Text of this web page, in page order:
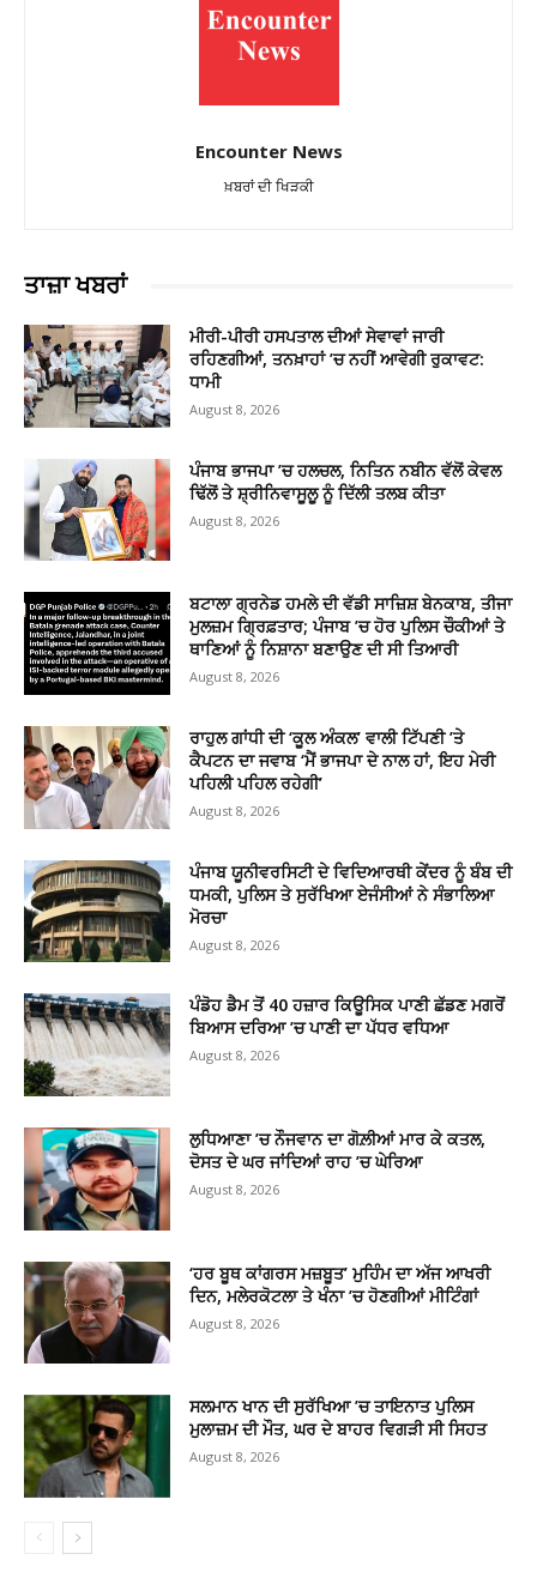
Encounter News
ਖ਼ਬਰਾਂ ਦੀ ਖਿੜਕੀ
ਤਾਜ਼ਾ ਖਬਰਾਂ
ਮੀਰੀ-ਪੀਰੀ ਹਸਪਤਾਲ ਦੀਆਂ ਸੇਵਾਵਾਂ ਜਾਰੀ
ਰਹਿਣਗੀਆਂ, ਤਨਖ਼ਾਹਾਂ ’ਚ ਨਹੀਂ ਆਵੇਗੀ ਰੁਕਾਵਟ:
ਧਾਮੀ
August 8, 2026
ਪੰਜਾਬ ਭਾਜਪਾ ’ਚ ਹਲਚਲ, ਨਿਤਿਨ ਨਬੀਨ ਵੱਲੋਂ ਕੇਵਲ
ਢਿੱਲੋਂ ਤੇ ਸ਼੍ਰੀਨਿਵਾਸੂਲੂ ਨੂੰ ਦਿੱਲੀ ਤਲਬ ਕੀਤਾ
August 8, 2026
ਬਟਾਲਾ ਗ੍ਰਨੇਡ ਹਮਲੇ ਦੀ ਵੱਡੀ ਸਾਜ਼ਿਸ਼ ਬੇਨਕਾਬ, ਤੀਜਾ
ਮੁਲਜ਼ਮ ਗ੍ਰਿਫ਼ਤਾਰ; ਪੰਜਾਬ ’ਚ ਹੋਰ ਪੁਲਿਸ ਚੌਕੀਆਂ ਤੇ
ਥਾਣਿਆਂ ਨੂੰ ਨਿਸ਼ਾਨਾ ਬਣਾਉਣ ਦੀ ਸੀ ਤਿਆਰੀ
August 8, 2026
ਰਾਹੁਲ ਗਾਂਧੀ ਦੀ ‘ਕੂਲ ਅੰਕਲ’ ਵਾਲੀ ਟਿੱਪਣੀ ’ਤੇ
ਕੈਪਟਨ ਦਾ ਜਵਾਬ ‘ਮੈਂ ਭਾਜਪਾ ਦੇ ਨਾਲ ਹਾਂ, ਇਹ ਮੇਰੀ
ਪਹਿਲੀ ਪਹਿਲ ਰਹੇਗੀ’
August 8, 2026
ਪੰਜਾਬ ਯੂਨੀਵਰਸਿਟੀ ਦੇ ਵਿਦਿਆਰਥੀ ਕੇਂਦਰ ਨੂੰ ਬੰਬ ਦੀ
ਧਮਕੀ, ਪੁਲਿਸ ਤੇ ਸੁਰੱਖਿਆ ਏਜੰਸੀਆਂ ਨੇ ਸੰਭਾਲਿਆ
ਮੋਰਚਾ
August 8, 2026
ਪੰਡੋਹ ਡੈਮ ਤੋਂ 40 ਹਜ਼ਾਰ ਕਿਊਸਿਕ ਪਾਣੀ ਛੱਡਣ ਮਗਰੋਂ
ਬਿਆਸ ਦਰਿਆ ’ਚ ਪਾਣੀ ਦਾ ਪੱਧਰ ਵਧਿਆ
August 8, 2026
ਲੁਧਿਆਣਾ ’ਚ ਨੌਜਵਾਨ ਦਾ ਗੋਲ਼ੀਆਂ ਮਾਰ ਕੇ ਕਤਲ,
ਦੋਸਤ ਦੇ ਘਰ ਜਾਂਦਿਆਂ ਰਾਹ ’ਚ ਘੇਰਿਆ
August 8, 2026
‘ਹਰ ਬੂਥ ਕਾਂਗਰਸ ਮਜ਼ਬੂਤ’ ਮੁਹਿੰਮ ਦਾ ਅੱਜ ਆਖਰੀ
ਦਿਨ, ਮਲੇਰਕੋਟਲਾ ਤੇ ਖੰਨਾ ’ਚ ਹੋਣਗੀਆਂ ਮੀਟਿੰਗਾਂ
August 8, 2026
ਸਲਮਾਨ ਖਾਨ ਦੀ ਸੁਰੱਖਿਆ ’ਚ ਤਾਇਨਾਤ ਪੁਲਿਸ
ਮੁਲਾਜ਼ਮ ਦੀ ਮੌਤ, ਘਰ ਦੇ ਬਾਹਰ ਵਿਗੜੀ ਸੀ ਸਿਹਤ
August 8, 2026